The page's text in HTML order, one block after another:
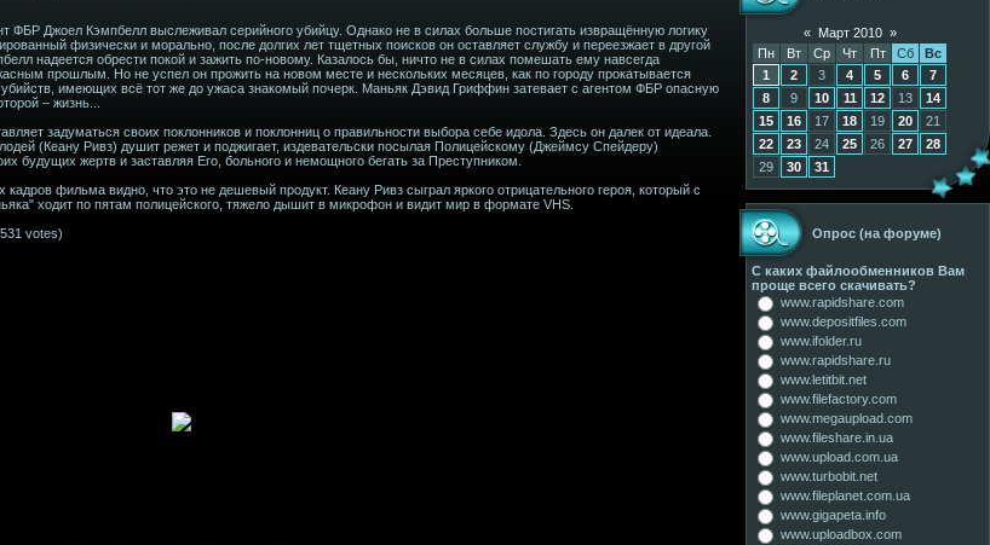
ФБР Джоел Кэмпбелл выслеживал серийного убийцу. Однако не в силах больше постигать извращённую логику
физически и морально, после долгих лет тщетных поисков он оставляет службу и переезжает в другой
надеется обрести покой и зажить по-новому. Казалось бы, ничто не в силах помешать ему навсегда
прошлым. Но не успел он прожить на новом месте и нескольких месяцев, как по городу прокатывается
убийств, имеющих всё тот же до ужаса знакомый почерк. Маньяк Дэвид Гриффин затевает с агентом ФБР опасную
– жизнь...
задуматься своих поклонников и поклонниц о правильности выбора себе идола. Здесь он далек от идеала.
(Кеану Ривз) душит режет и поджигает, издевательски посылая Полицейскому (Джеймсу Спейдеру)
будущих жертв и заставляя Его, больного и немощного бегать за Преступником.
фильма видно, что это не дешевый продукт. Кеану Ривз сыграл яркого отрицательного героя, который с
ходит по пятам полицейского, тяжело дышит в микрофон и видит мир в формате VHS.
votes)
« Март 2010 »
Пн
Вт Ср Чт Пт Сб
Вс
1
2 3 4 5 6
7
8
9 10 11 12 13
14
15
16 17 18 19 20
21
22
23 24 25 26 27
28
29
30 31
Опрос (на форуме)
С каких файлообменников Вам
проще всего скачивать?
www.rapidshare.com
www.depositfiles.com
www.ifolder.ru
www.rapidshare.ru
www.letitbit.net
www.filefactory.com
www.megaupload.com
www.fileshare.in.ua
www.upload.com.ua
www.turbobit.net
www.fileplanet.com.ua
www.gigapeta.info
www.uploadbox.com